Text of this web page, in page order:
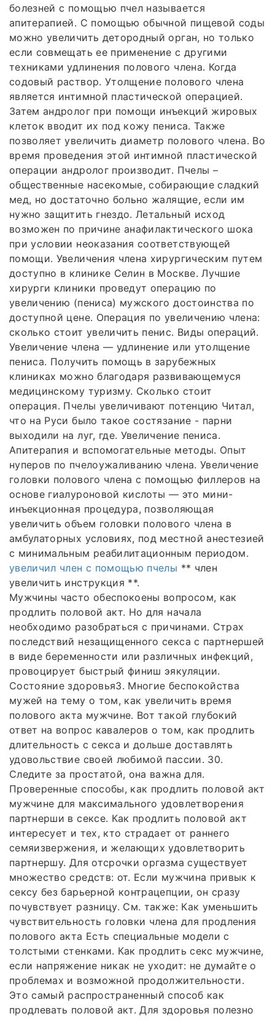
болезней с помощью пчел называется
апитерапией. С помощью обычной пищевой соды
можно увеличить детородный орган, но только
если совмещать ее применение с другими
техниками удлинения полового члена. Когда
содовый раствор. Утолщение полового члена
является интимной пластической операцией.
Затем андролог при помощи инъекций жировых
клеток вводит их под кожу пениса. Также
позволяет увеличить диаметр полового члена. Во
время проведения этой интимной пластической
операции андролог производит. Пчелы –
общественные насекомые, собирающие сладкий
мед, но достаточно больно жалящие, если им
нужно защитить гнездо. Летальный исход
возможен по причине анафилактического шока
при условии неоказания соответствующей
помощи. Увеличения члена хирургическим путем
доступно в клинике Селин в Москве. Лучшие
хирурги клиники проведут операцию по
увеличению (пениса) мужского достоинства по
доступной цене. Операция по увеличению члена:
сколько стоит увеличить пенис. Виды операций.
Увеличение члена — удлинение или утолщение
пениса. Получить помощь в зарубежных
клиниках можно благодаря развивающемуся
медицинскому туризму. Сколько стоит
операция. Пчелы увеличивают потенцию Читал,
что на Руси было такое состязание - парни
выходили на луг, где. Увеличение пениса.
Апитерапия и вспомогательные методы. Опыт
нуперов по пчелоужаливанию члена. Увеличение
головки полового члена с помощью филлеров на
основе гиалуроновой кислоты — это мини-
инъекционная процедура, позволяющая
увеличить объем головки полового члена в
амбулаторных условиях, под местной анестезией
с минимальным реабилитационным периодом.
увеличил член с помощью пчелы ** член
увеличить инструкция **.
Мужчины часто обеспокоены вопросом, как
продлить половой акт. Но для начала
необходимо разобраться с причинами. Страх
последствий незащищенного секса с партнершей
в виде беременности или различных инфекций,
провоцирует быстрый финиш эякуляции.
Состояние здоровья3. Многие беспокойства
мужей на тему о том, как увеличить время
полового акта мужчине. Вот такой глубокий
ответ на вопрос кавалеров о том, как продлить
длительность с секса и дольше доставлять
удовольствие своей любимой пассии. 30.
Следите за простатой, она важна для.
Проверенные способы, как продлить половой акт
мужчине для максимального удовлетворения
партнерши в сексе. Как продлить половой акт
интересует и тех, кто страдает от раннего
семяизвержения, и желающих удовлетворить
партнершу. Для отсрочки оргазма существует
множество средств: от. Если мужчина привык к
сексу без барьерной контрацепции, он сразу
почувствует разницу. См. также: Как уменьшить
чувствительность головки члена для продления
полового акта Есть специальные модели с
толстыми стенками. Как продлить секс мужчине,
если напряжение никак не уходит: не думайте о
проблемах и возможной продолжительности.
Это самый распространенный способ как
продлевать половой акт. Для здоровья полезно